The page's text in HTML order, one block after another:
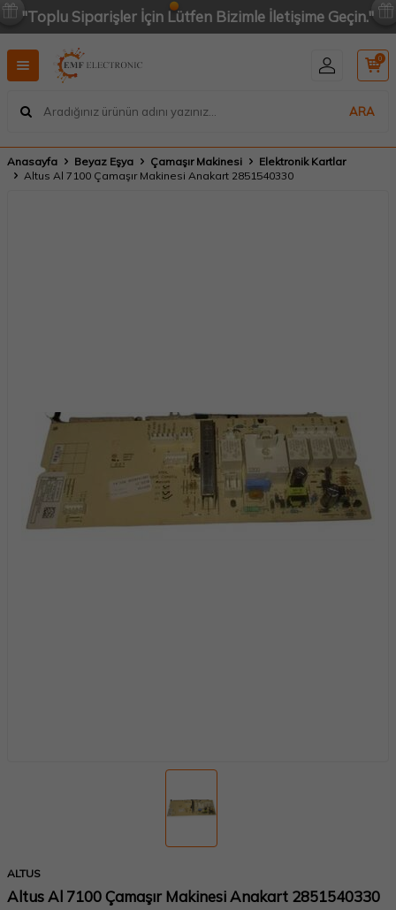
"Toplu Siparişler İçin Lütfen Bizimle İletişime Geçin."
ARA
0
Anasayfa Beyaz Eşya Çamaşır Makinesi
Elektronik Kartlar
Altus Al 7100 Çamaşır Makinesi Anakart 2851540330
ALTUS
Altus Al 7100 Çamaşır Makinesi Anakart 2851540330